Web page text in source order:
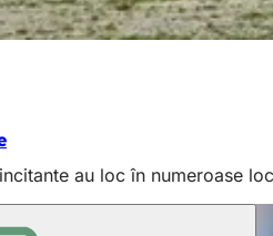
au loc în numeroase